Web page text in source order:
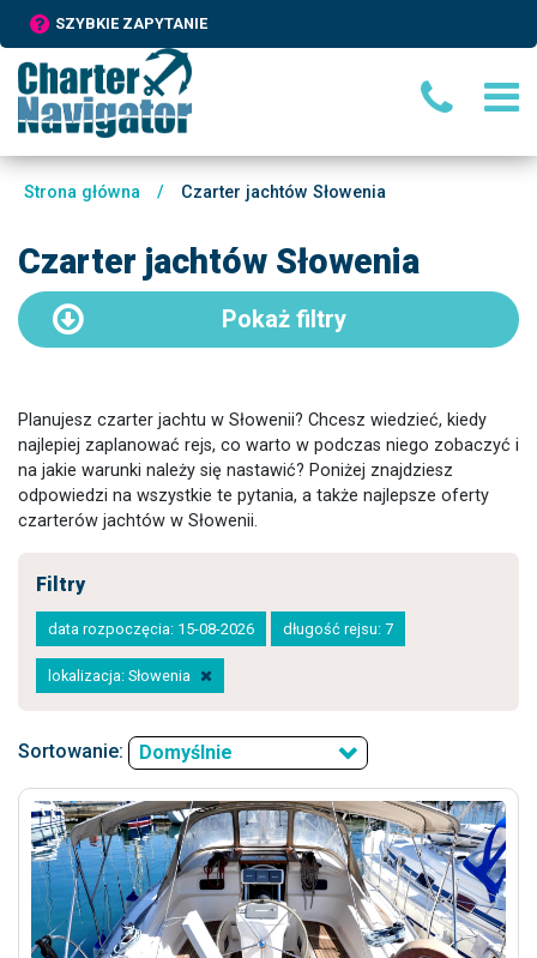
SZYBKIE ZAPYTANIE
Strona główna / Czarter jachtów Słowenia
Czarter jachtów Słowenia
Pokaż filtry
Planujesz czarter jachtu w Słowenii? Chcesz wiedzieć, kiedy
najlepiej zaplanować rejs, co warto w podczas niego zobaczyć i
na jakie warunki należy się nastawić? Poniżej znajdziesz
odpowiedzi na wszystkie te pytania, a także najlepsze oferty
czarterów jachtów w Słowenii.
Filtry
data rozpoczęcia: 15-08-2026 długość rejsu: 7
lokalizacja: Słowenia
Sortowanie: Domyślnie